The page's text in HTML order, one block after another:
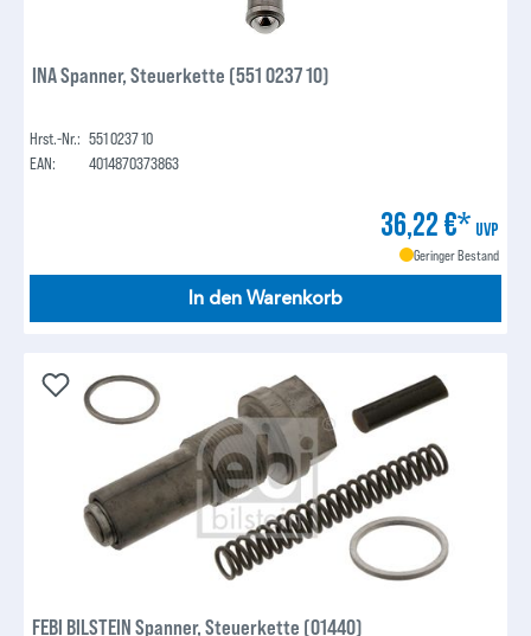
INA Spanner, Steuerkette (551 0237 10)
Hrst.-Nr.: 551 0237 10
EAN:
4014870373863
36,22 €* UVP
Geringer Bestand
In den Warenkorb
FEBI BILSTEIN Spanner, Steuerkette (01440)